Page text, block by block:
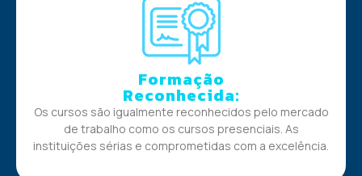
Formação
Reconhecida:
Os cursos são igualmente reconhecidos pelo mercado
de trabalho como os cursos presenciais. As
instituições sérias e comprometidas com a excelência.